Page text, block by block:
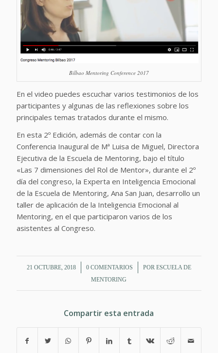
Bilbao Mentoring Conference 2017
En el video puedes escuchar varios testimonios de los
participantes y algunas de las reflexiones sobre los
principales temas tratados durante el mismo.
En esta 2º Edición, además de contar con la
Conferencia Inaugural de Mª Luisa de Miguel, Directora
Ejecutiva de la Escuela de Mentoring, bajo el título
«Las 7 dimensiones del Rol de Mentor», durante el 2º
día del congreso, la Experta en Inteligencia Emocional
de la Escuela de Mentoring, Ana San Juan, desarrollo un
taller de aplicación de la Inteligencia Emocional al
Mentoring, en el que participaron varios de los
asistentes al Congreso.
21 OCTUBRE, 2018
/ 0 COMENTARIOS
/ POR ESCUELA DE
MENTORING
Compartir esta entrada